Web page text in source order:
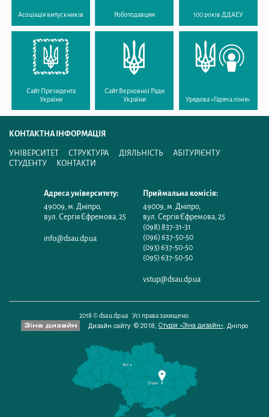
Асоціація випускників Роботодавцям 100 років ДДАЕУ
Сайт Президента
України
Сайт Верховної Ради
України
Урядова «Гаряча лінія»
КОНТАКТНА ІНФОРМАЦІЯ
УНІВЕРСИТЕТ СТРУКТУРА ДІЯЛЬНІСТЬ
АБІТУРІЄНТУ
СТУДЕНТУ
КОНТАКТИ
Адреса університету:
49009 м. Дніпро,
вул. Сергія Єфремова, 25
info@dsau.dp.ua
Приймальна комісія:
49009 м. Дніпро,
вул. Сергія Єфремова, 25
(098) 837-31-31
(096) 637-50-50
(093) 637-50-50
(095) 637-50-50
vstup@dsau.dp.ua
2018 © dsau.dp.ua Усі права захищено.
Дизайн сайту: © 2018, Студія «Зіна дизайн», Дніпро